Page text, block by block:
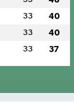
33 40
33 40
33 37